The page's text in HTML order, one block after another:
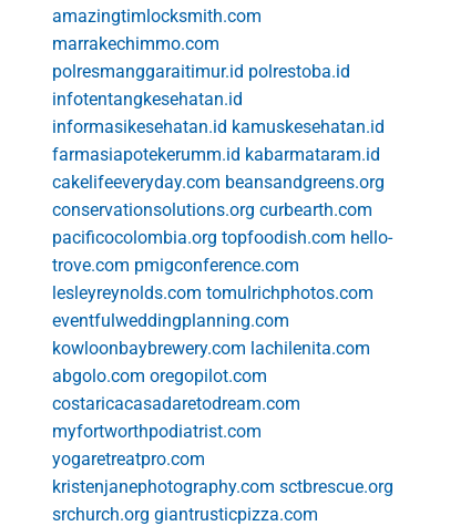
amazingtimlocksmith.com
marrakechimmo.com
polresmanggaraitimur.id polrestoba.id
infotentangkesehatan.id
informasikesehatan.id kamuskesehatan.id
farmasiapotekerumm.id kabarmataram.id
cakelifeeveryday.com beansandgreens.org
conservationsolutions.org curbearth.com
pacificocolombia.org topfoodish.com hello-
trove.com pmigconference.com
lesleyreynolds.com tomulrichphotos.com
eventfulweddingplanning.com
kowloonbaybrewery.com lachilenita.com
abgolo.com oregopilot.com
costaricacasadaretodream.com
myfortworthpodiatrist.com
yogaretreatpro.com
kristenjanephotography.com sctbrescue.org
srchurch.org giantrusticpizza.com